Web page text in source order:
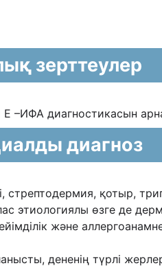
зерттеулер
Е –ИФА диагностикасын
диагноз
стрептодермия, қотыр,
этиологиялы өзге де
жəне
дененің түрлі